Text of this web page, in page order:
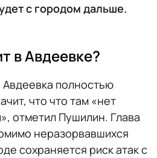
с городом дальше.
в Авдеевке?
полностью
что что там «нет
отметил Пушилин. Глава
неразорвавшихся
сохраняется риск атак с